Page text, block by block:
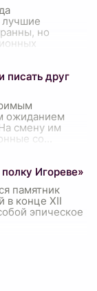
лучшие
но
друг
ожиданием
смену им
со
Игореве»
памятник
в конце XII
эпическое